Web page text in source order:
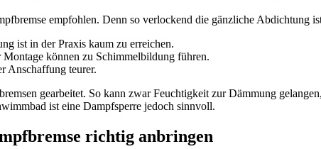
empfohlen. Denn so verlockend die gänzliche Abdichtung
ist in der Praxis kaum zu erreichen.
können zu Schimmelbildung führen.
Anschaffung teurer.
gearbeitet. So kann zwar Feuchtigkeit zur Dämmung
ist eine Dampfsperre jedoch sinnvoll.
richtig anbringen